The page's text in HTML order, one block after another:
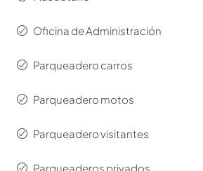
Oficina de Administración
Parqueadero carros
Parqueadero motos
Parqueadero visitantes
Parqueaderos privados